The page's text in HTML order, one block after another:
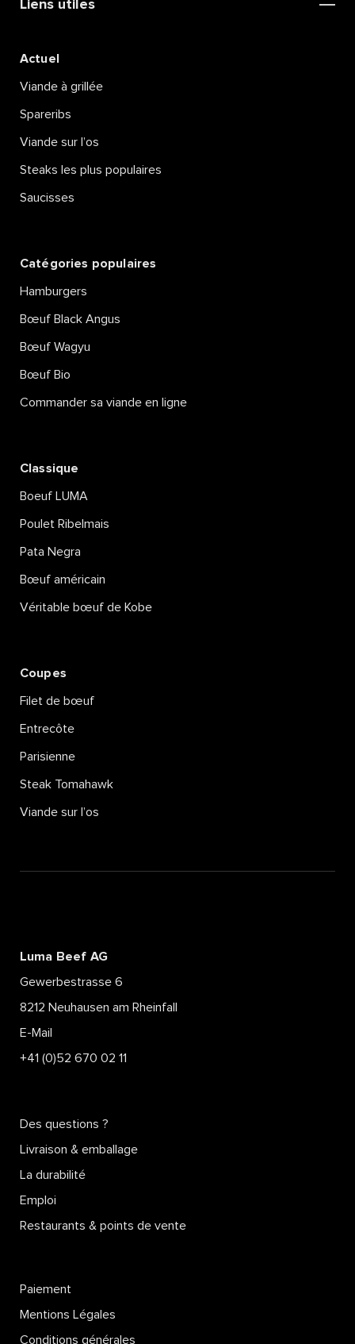
Liens utiles
Actuel
Viande à grillée
Spareribs
Viande sur l’os
Steaks les plus populaires
Saucisses
Catégories populaires
Hamburgers
Bœuf Black Angus
Bœuf Wagyu
Bœuf Bio
Commander sa viande en ligne
Classique
Boeuf LUMA
Poulet Ribelmais
Pata Negra
Bœuf américain
Véritable bœuf de Kobe
Coupes
Filet de bœuf
Entrecôte
Parisienne
Steak Tomahawk
Viande sur l’os
Luma Beef AG
Gewerbestrasse 6
8212 Neuhausen am Rheinfall
E-Mail
+41 (0)52 670 02 11
Des questions ?
Livraison & emballage
La durabilité
Emploi
Restaurants & points de vente
Paiement
Mentions Légales
Conditions générales